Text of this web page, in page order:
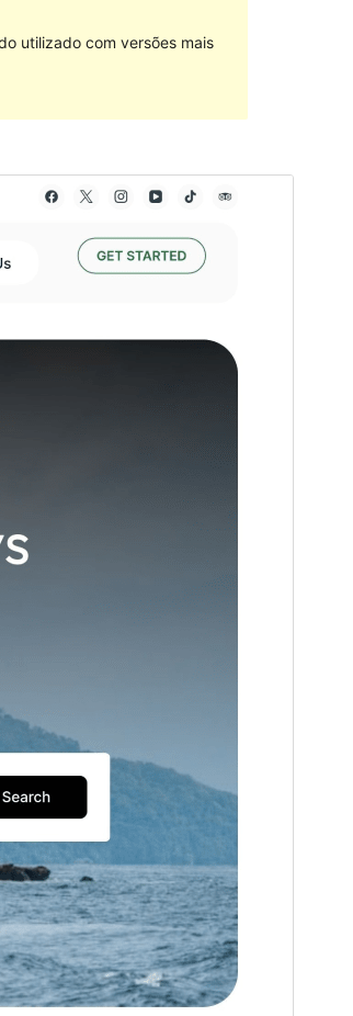
utilizado com versões mais
deTravelscape.
21 de Junho, 2024